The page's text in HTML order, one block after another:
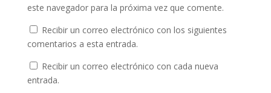
este navegador para la próxima vez que comente.
Recibir un correo electrónico con los siguientes
comentarios a esta entrada.
Recibir un correo electrónico con cada nueva
entrada.